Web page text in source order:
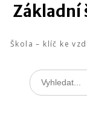
Základní
Škola – klíč ke
Search
for: